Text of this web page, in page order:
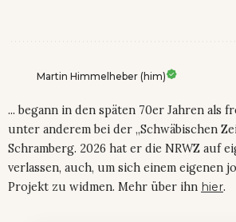
Martin Himmelheber (him)
... begann in den späten 70er Jahren als
unter anderem bei der „Schwäbischen
Schramberg. 2026 hat er die NRWZ auf
verlassen, auch, um sich einem eigenen
Projekt zu widmen. Mehr über ihn hier.